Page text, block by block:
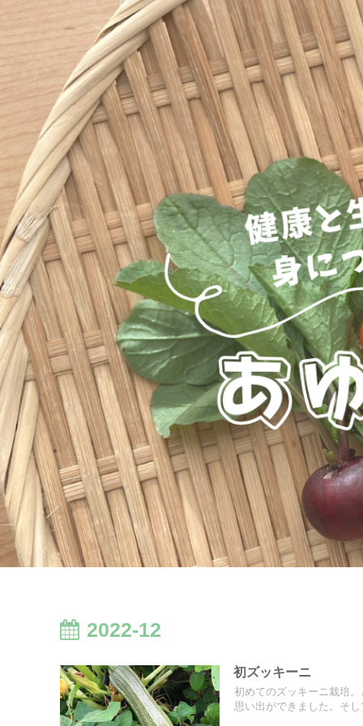
2022-12
初ズッキーニ
初めてのズッキーニ栽培
思い出ができました。そ